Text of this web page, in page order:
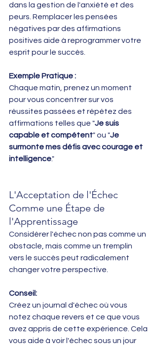
dans la gestion de l'anxiété et des
peurs. Remplacer les pensées
négatives par des affirmations
positives aide à reprogrammer votre
esprit pour le succès.
Exemple Pratique :
Chaque matin, prenez un moment
pour vous concentrer sur vos
réussites passées et répétez des
affirmations telles que "Je suis
capable et compétent" ou "Je
surmonte mes défis avec courage et
intelligence."
L'Acceptation de l'Échec
Comme une Étape de
l'Apprentissage
Considérer l'échec non pas comme un
obstacle, mais comme un tremplin
vers le succès peut radicalement
changer votre perspective.
Conseil:
Créez un journal d'échec où vous
notez chaque revers et ce que vous
avez appris de cette expérience. Cela
vous aide à voir l'échec sous un jour